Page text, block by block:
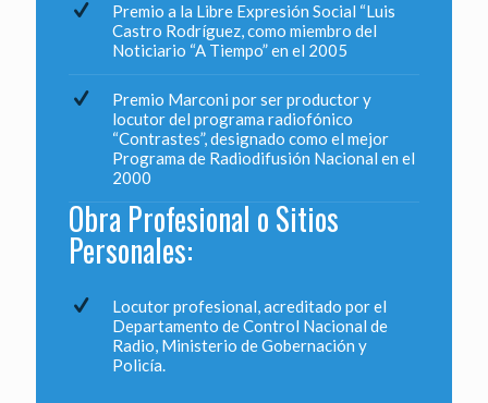
Premio a la Libre Expresión Social “Luis
Castro Rodríguez, como miembro del
Noticiario “A Tiempo” en el 2005
Premio Marconi por ser productor y
locutor del programa radiofónico
“Contrastes”, designado como el mejor
Programa de Radiodifusión Nacional en el
2000
Obra Profesional o Sitios
Personales:
Locutor profesional, acreditado por el
Departamento de Control Nacional de
Radio, Ministerio de Gobernación y
Policía.